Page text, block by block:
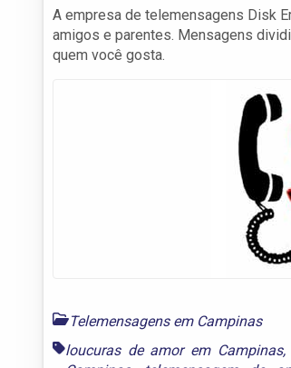
A empresa de telemensagens Disk
amigos e parentes. Mensagens
quem você gosta.
Telemensagens em Campinas
loucuras de amor em Campinas,